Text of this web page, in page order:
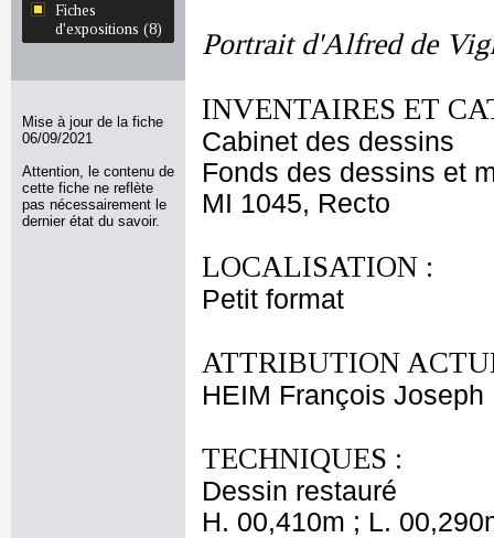
Fiches
d'expositions (8)
Mise à jour de la fiche
06/09/2021
Attention, le contenu de
cette fiche ne reflète
pas nécessairement le
dernier état du savoir.
Portrait d'Alfred de
INVENTAIRES ET
Cabinet des dessins
Fonds des dessins et
MI 1045, Recto
LOCALISATION :
Petit format
ATTRIBUTION
HEIM François Joseph
TECHNIQUES :
Dessin restauré
H. 00,410m ; L.